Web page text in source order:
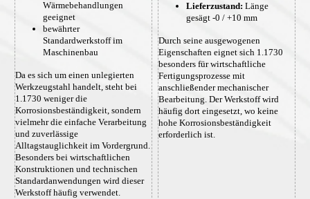
Wärmebehandlungen
geeignet
bewährter
Standardwerkstoff im
Maschinenbau
Da es sich um einen unlegierten
Werkzeugstahl handelt, steht bei
1.1730 weniger die
Korrosionsbeständigkeit, sondern
vielmehr die einfache Verarbeitung
und zuverlässige
Alltagstauglichkeit im Vordergrund.
Besonders bei wirtschaftlichen
Konstruktionen und technischen
Standardanwendungen wird dieser
Werkstoff häufig verwendet.
Lieferzustand: Länge
gesägt -0 / +10 mm
Durch seine ausgewogenen
Eigenschaften eignet sich 1.1730
besonders für wirtschaftliche
Fertigungsprozesse mit
anschließender mechanischer
Bearbeitung. Der Werkstoff wird
häufig dort eingesetzt, wo keine
hohe Korrosionsbeständigkeit
erforderlich ist.